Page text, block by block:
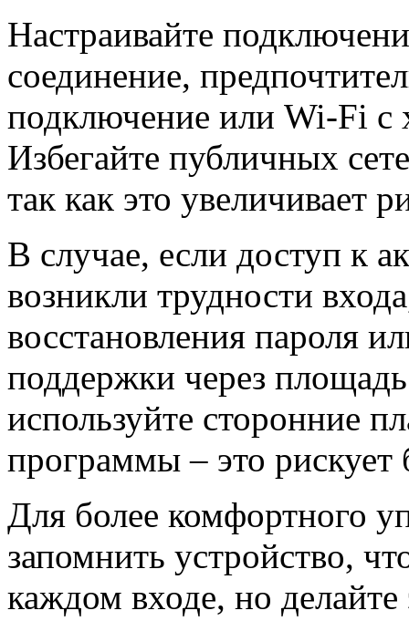
Настраивайте
соединение,
подключение или Wi-Fi с
Избегайте публичных
так как это увеличивает
В случае, если доступ к
возникли трудности
восстановления пароля
поддержки через
используйте сторонние
программы – это
Для более комфортного
запомнить устройство,
каждом входе, но